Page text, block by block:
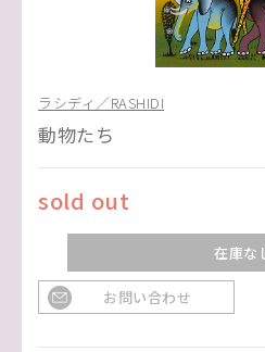
ラシディ／RASHIDI
動物たち
sold out
在庫な
お問い合わせ